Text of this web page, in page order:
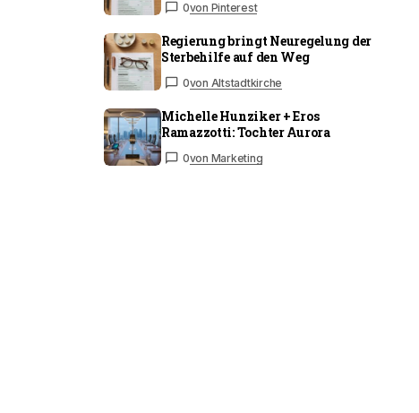
0von Pinterest
Regierung bringt Neuregelung der
Sterbehilfe auf den Weg
0von Altstadtkirche
Michelle Hunziker + Eros
Ramazzotti: Tochter Aurora
0von Marketing